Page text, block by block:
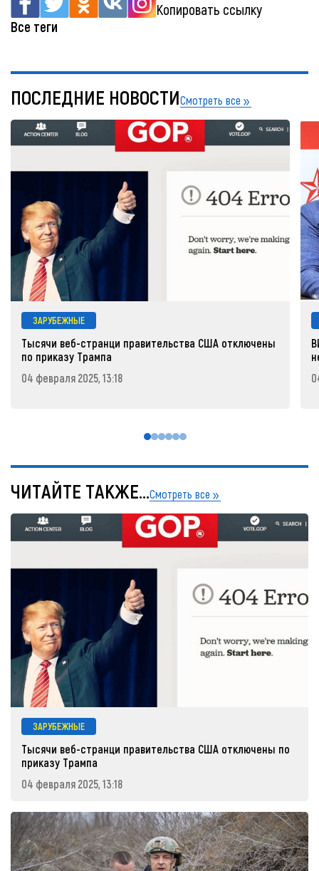
Копировать ссылку
Все теги
ПОСЛЕДНИЕ НОВОСТИСмотреть все
ЗАРУБЕЖНЫЕ
Тысячи веб-странци правительства США отключены
по приказу Трампа
04 февраля 2025, 13:18
ЧИТАЙТЕ ТАКЖЕ...Смотреть все
ЗАРУБЕЖНЫЕ
Тысячи веб-странци правительства США отключены по
приказу Трампа
04 февраля 2025, 13:18